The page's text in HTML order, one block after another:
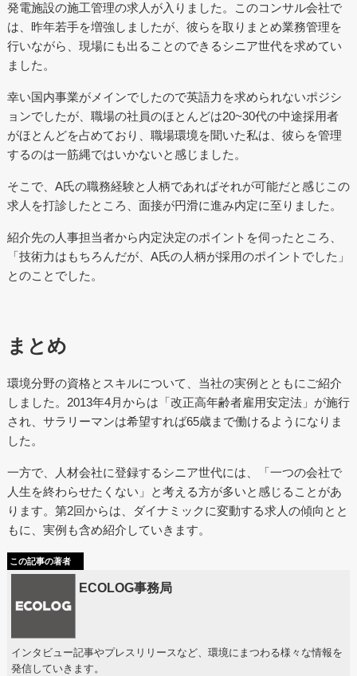
発電施設の施工管理の求人が入りました。このコンサル会社で
は、昨年若手を増強しましたが、彼らを取りまとめ業務管理を
行いながら、現場にも出ることのできるシニア世代を求めてい
ました。
幸い国内事業がメインでしたので英語力を求められないポジシ
ョンでしたが、職場の社員のほとんどは20~30代の中途採用者
がほとんどを占めており、職場環境を聞いた私は、彼らを管理
するのは一筋縄ではいかないと感じました。
そこで、A氏の職務経験と人柄であればそれが可能だと感じこの
求人を打診したところ、面接が円滑に進み内定に至りました。
紹介先の人事担当者から内定決定のポイントを伺ったところ、
「技術力はもちろんだが、A氏の人柄が採用のポイントでした」
とのことでした。
まとめ
環境分野の資格とスキルについて、当社の実例とともにご紹介
しました。2013年4月からは「改正高年齢者雇用安定法」が施行
され、サラリーマンは希望すれば65歳まで働けるようになりま
した。
一方で、人材会社に登録するシニア世代には、「一つの会社で
人生を終わらせたくない」と考える方が多いと感じることがあ
ります。第2回からは、ダイナミックに変動する求人の傾向とと
もに、実例も含め紹介していきます。
この記事の著者
ECOLOG事務局
インタビュー記事やプレスリリースなど、環境にまつわる様々な情報を
発信していきます。